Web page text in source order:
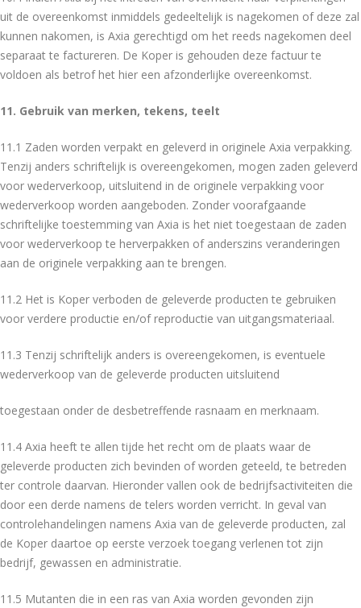
uit de overeenkomst inmiddels gedeeltelijk is nagekomen of deze zal
kunnen nakomen, is Axia gerechtigd om het reeds nagekomen deel
separaat te factureren. De Koper is gehouden deze factuur te
voldoen als betrof het hier een afzonderlijke overeenkomst.
11. Gebruik van merken, tekens, teelt
11.1 Zaden worden verpakt en geleverd in originele Axia verpakking.
Tenzij anders schriftelijk is overeengekomen, mogen zaden geleverd
voor wederverkoop, uitsluitend in de originele verpakking voor
wederverkoop worden aangeboden. Zonder voorafgaande
schriftelijke toestemming van Axia is het niet toegestaan de zaden
voor wederverkoop te herverpakken of anderszins veranderingen
aan de originele verpakking aan te brengen.
11.2 Het is Koper verboden de geleverde producten te gebruiken
voor verdere productie en/of reproductie van uitgangsmateriaal.
11.3 Tenzij schriftelijk anders is overeengekomen, is eventuele
wederverkoop van de geleverde producten uitsluitend
toegestaan onder de desbetreffende rasnaam en merknaam.
11.4 Axia heeft te allen tijde het recht om de plaats waar de
geleverde producten zich bevinden of worden geteeld, te betreden
ter controle daarvan. Hieronder vallen ook de bedrijfsactiviteiten die
door een derde namens de telers worden verricht. In geval van
controlehandelingen namens Axia van de geleverde producten, zal
de Koper daartoe op eerste verzoek toegang verlenen tot zijn
bedrijf, gewassen en administratie.
11.5 Mutanten die in een ras van Axia worden gevonden zijn